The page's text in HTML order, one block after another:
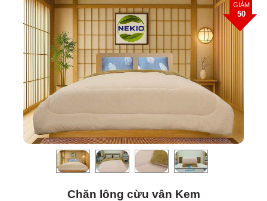
GIẢM
50
Chăn lông cừu vân Kem